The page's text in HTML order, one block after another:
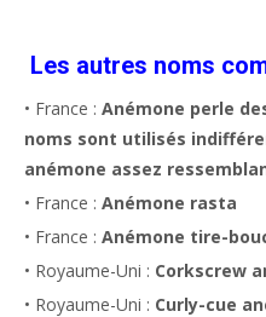
Les autres noms
• France : Anémone perle
noms sont utilisés
anémone assez
• France : Anémone rasta
• France : Anémone tire-
• Royaume-Uni : Corkscrew
• Royaume-Uni : Curly-cue